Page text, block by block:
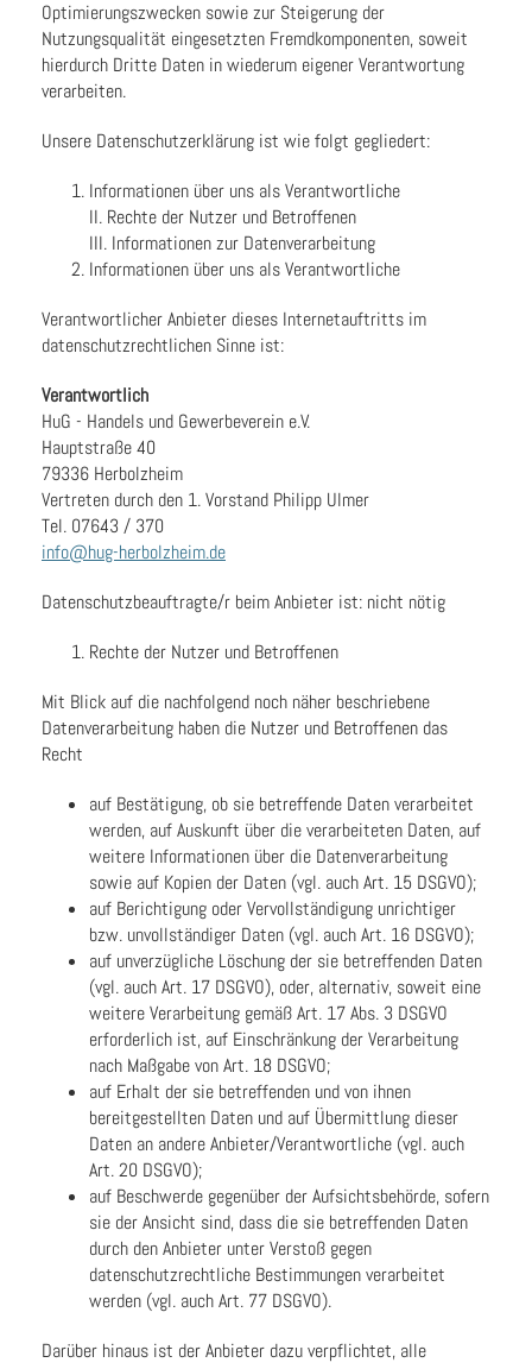
Optimierungszwecken sowie zur Steigerung der
Nutzungsqualität eingesetzten Fremdkomponenten, soweit
hierdurch Dritte Daten in wiederum eigener Verantwortung
verarbeiten.
Unsere Datenschutzerklärung ist wie folgt gegliedert:
Informationen über uns als Verantwortliche
II. Rechte der Nutzer und Betroffenen
III. Informationen zur Datenverarbeitung
Informationen über uns als Verantwortliche
Verantwortlicher Anbieter dieses Internetauftritts im
datenschutzrechtlichen Sinne ist:
Verantwortlich
HuG - Handels und Gewerbeverein e.V.
Hauptstraße 40
79336 Herbolzheim
Vertreten durch den 1. Vorstand Philipp Ulmer
Tel. 07643 / 370
info@hug-herbolzheim.de
Datenschutzbeauftragte/r beim Anbieter ist: nicht nötig
Rechte der Nutzer und Betroffenen
Mit Blick auf die nachfolgend noch näher beschriebene
Datenverarbeitung haben die Nutzer und Betroffenen das
Recht
auf Bestätigung, ob sie betreffende Daten verarbeitet
werden, auf Auskunft über die verarbeiteten Daten, auf
weitere Informationen über die Datenverarbeitung
sowie auf Kopien der Daten (vgl. auch Art. 15 DSGVO);
auf Berichtigung oder Vervollständigung unrichtiger
bzw. unvollständiger Daten (vgl. auch Art. 16 DSGVO);
auf unverzügliche Löschung der sie betreffenden Daten
(vgl. auch Art. 17 DSGVO), oder, alternativ, soweit eine
weitere Verarbeitung gemäß Art. 17 Abs. 3 DSGVO
erforderlich ist, auf Einschränkung der Verarbeitung
nach Maßgabe von Art. 18 DSGVO;
auf Erhalt der sie betreffenden und von ihnen
bereitgestellten Daten und auf Übermittlung dieser
Daten an andere Anbieter/Verantwortliche (vgl. auch
Art. 20 DSGVO);
auf Beschwerde gegenüber der Aufsichtsbehörde, sofern
sie der Ansicht sind, dass die sie betreffenden Daten
durch den Anbieter unter Verstoß gegen
datenschutzrechtliche Bestimmungen verarbeitet
werden (vgl. auch Art. 77 DSGVO).
Darüber hinaus ist der Anbieter dazu verpflichtet, alle